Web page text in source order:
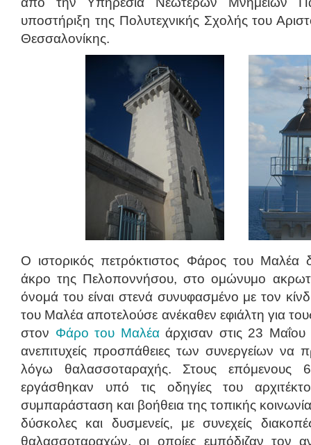
υποστήριξη της Πολυτεχνικής Σχολής του
Θεσσαλονίκης.
Ο ιστορικός πετρόκτιστος Φάρος του Μαλέα
άκρο της Πελοποννήσου, στο ομώνυμο
όνομά του είναι στενά συνυφασμένο με τον
του Μαλέα αποτελούσε ανέκαθεν εφιάλτη για
στον Φάρο του Μαλέαάρχισαν στις 23
ανεπιτυχείς προσπάθειες των συνεργείων να
λόγω θαλασσοταραχής. Στους επόμενους
εργάσθηκαν υπό τις οδηγίες του
συμπαράσταση και βοήθεια της τοπικής
δύσκολες και δυσμενείς, με συνεχείς
θαλασσοταραχών, οι οποίες εμπόδιζαν τον